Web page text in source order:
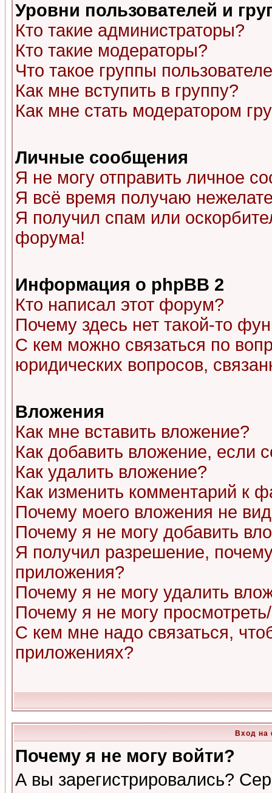
Уровни пользователей и
Кто такие администраторы?
Кто такие модераторы?
Что такое группы
Как мне вступить в группу?
Как мне стать модератором
Личные сообщения
Я не могу отправить личное
Я всё время получаю
Я получил спам или
форума!
Информация о phpBB 2
Кто написал этот форум?
Почему здесь нет такой-то
С кем можно связаться по
юридических вопросов,
Вложения
Как мне вставить вложение?
Как добавить вложение, если
Как удалить вложение?
Как изменить комментарий к
Почему моего вложения не
Почему я не могу добавить
Я получил разрешение,
приложения?
Почему я не могу удалить
Почему я не могу
С кем мне надо связаться,
приложениях?
Вход на
Почему я не могу войти?
А вы зарегистрировались?